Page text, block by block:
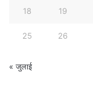
18 19
25 26
« जुलाई